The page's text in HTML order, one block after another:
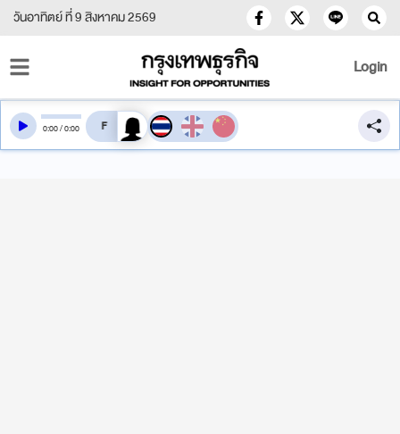
วันอาทิตย์ ที่ 9 สิงหาคม 2569
Login
0:00/0:00 สลับเสียงอ่าน